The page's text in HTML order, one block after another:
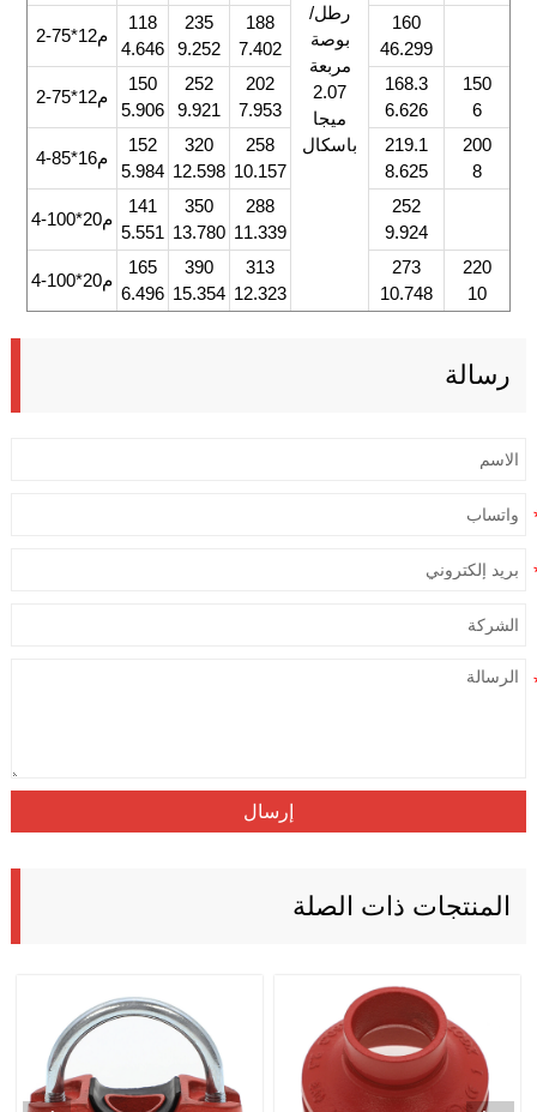
رطل/
بوصة
مربعة
2.07
ميجا
باسكال
160
46.299
188
7.402
235
9.252
118
4.646
م12*75-2
150
6
168.3
6.626
202
7.953
252
9.921
150
5.906
م12*75-2
200
8
219.1
8.625
258
10.157
320
12.598
152
5.984
م16*85-4
252
9.924
288
11.339
350
13.780
141
5.551
م20*100-4
220
10
273
10.748
313
12.323
390
15.354
165
6.496
م20*100-4
رسالة
إرسال
المنتجات ذات الصلة